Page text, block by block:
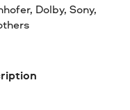
Dolby, Sony,